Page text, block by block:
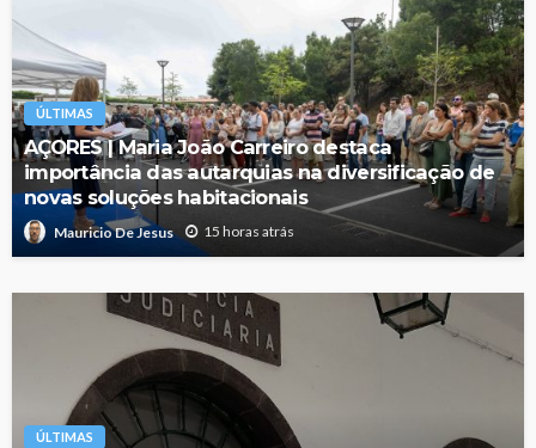
ÚLTIMAS
AÇORES | Maria João Carreiro destaca
importância das autarquias na diversificação de
novas soluções habitacionais
Mauricio De Jesus 15 horas atrás
ÚLTIMAS